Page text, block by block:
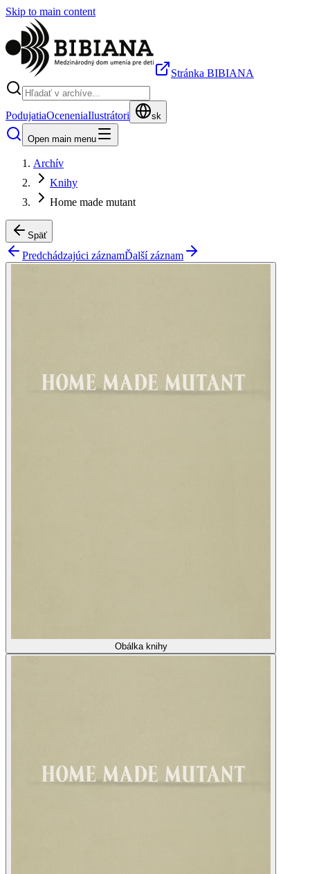
Skip to main content
Stránka BIBIANA
PodujatiaOceneniaIlustrátori sk
Open main menu
Archív
Knihy
Home made mutant
Späť
Predchádzajúci záznamĎalší záznam
Obálka knihy